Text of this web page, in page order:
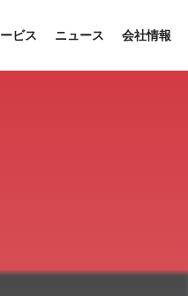
ビス ニュース 会社情報